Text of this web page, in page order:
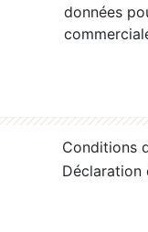
données
Conditions
Déclaration